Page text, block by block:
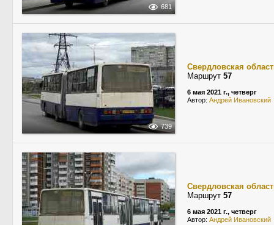
681
739
Свердловская
Маршрут 57
6 мая 2021 г., четверг
Автор: Андрей Ивановский
Свердловская
Маршрут 57
6 мая 2021 г., четверг
Автор: Андрей Ивановский